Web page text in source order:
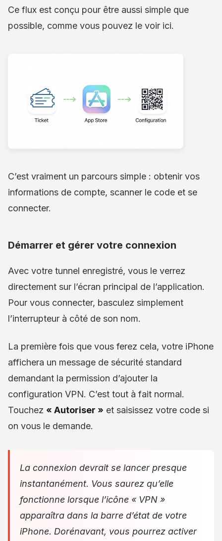
Ce flux est conçu pour être aussi simple que
possible, comme vous pouvez le voir ici.
C’est vraiment un parcours simple : obtenir vos
informations de compte, scanner le code et se
connecter.
Démarrer et gérer votre connexion
Avec votre tunnel enregistré, vous le verrez
directement sur l’écran principal de l’application.
Pour vous connecter, basculez simplement
l’interrupteur à côté de son nom.
La première fois que vous ferez cela, votre iPhone
affichera un message de sécurité standard
demandant la permission d’ajouter la
configuration VPN. C’est tout à fait normal.
Touchez « Autoriser » et saisissez votre code si
on vous le demande.
La connexion devrait se lancer presque
instantanément. Vous saurez qu’elle
fonctionne lorsque l’icône « VPN »
apparaîtra dans la barre d’état de votre
iPhone. Dorénavant, vous pourrez activer